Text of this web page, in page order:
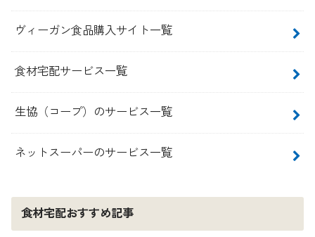
ヴィーガン食品購入サイト一覧
食材宅配サービス一覧
生協（コープ）のサービス一覧
ネットスーパーのサービス一覧
食材宅配おすすめ記事